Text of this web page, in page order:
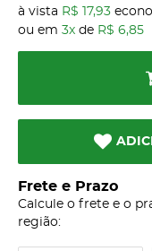
à vista R$ 17,93
ou em 3x de R$ 6,85
Frete e Prazo
Calcule o frete e o
região: